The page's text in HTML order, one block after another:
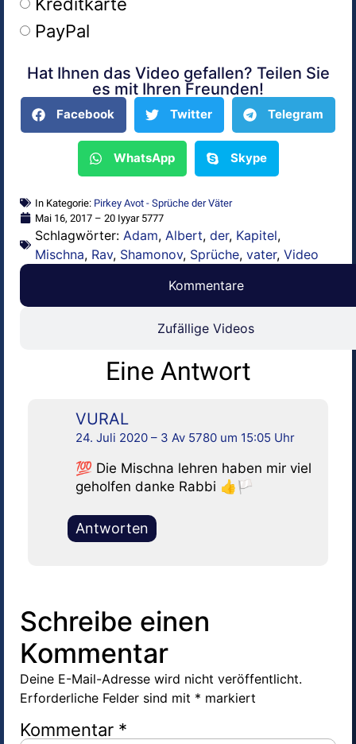
PayPal
Alternative:
Hat Ihnen das Video gefallen? Teilen Sie
es mit Ihren Freunden!
Facebook Twitter Telegram
WhatsApp Skype
In Kategorie: Pirkey Avot - Sprüche der Väter
Mai 16, 2017 – 20 Iyyar 5777
Schlagwörter: Adam, Albert, der, Kapitel,
Mischna, Rav, Shamonov, Sprüche, vater, Video
Kommentare
Zufällige Videos
Eine Antwort
VURAL
24. Juli 2020 – 3 Av 5780 um 15:05 Uhr
💯 Die Mischna lehren haben mir viel
geholfen danke Rabbi 👍🏳️
Antworten
Schreibe einen
Kommentar
Deine E-Mail-Adresse wird nicht veröffentlicht.
Erforderliche Felder sind mit * markiert
Kommentar *